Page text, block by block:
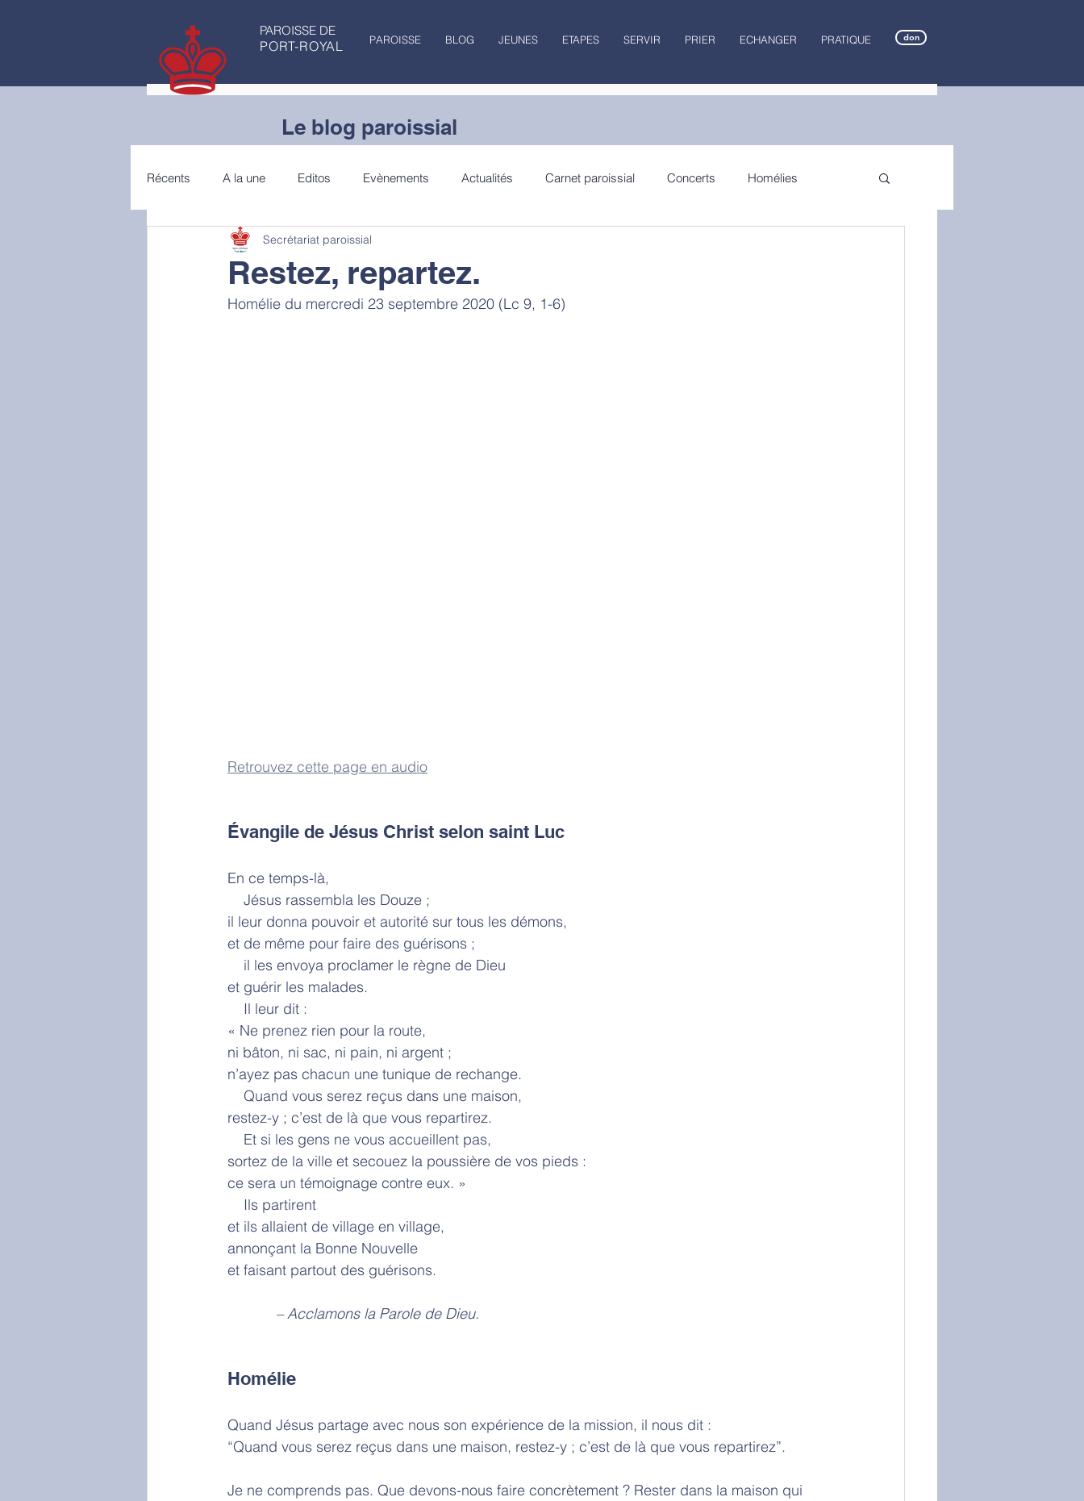
PAROISSE DE
PORT-ROYAL PAROISSE BLOG JEUNES ETAPES SERVIR PRIER ECHANGER PRATIQUE don
Récents A la une Editos Evènements Actualités Carnet paroissial Concerts Homélies
Articles de fond Conseils de lecture
Restez, repartez.
Secrétariat paroissial
Homélie du mercredi 23 septembre 2020 (Lc 9, 1-6)
Retrouvez cette page en audio
Évangile de Jésus Christ selon saint Luc
En ce temps-là,
    Jésus rassembla les Douze ;
il leur donna pouvoir et autorité sur tous les démons,
et de même pour faire des guérisons ;
    il les envoya proclamer le règne de Dieu
et guérir les malades.
    Il leur dit :
« Ne prenez rien pour la route,
ni bâton, ni sac, ni pain, ni argent ;
n’ayez pas chacun une tunique de rechange.
    Quand vous serez reçus dans une maison,
restez-y ; c’est de là que vous repartirez.
    Et si les gens ne vous accueillent pas,
sortez de la ville et secouez la poussière de vos pieds :
ce sera un témoignage contre eux. »
    Ils partirent
et ils allaient de village en village,
annonçant la Bonne Nouvelle
et faisant partout des guérisons.
            – Acclamons la Parole de Dieu.
Homélie
Quand Jésus partage avec nous son expérience de la mission, il nous dit :
“Quand vous serez reçus dans une maison, restez-y ; c’est de là que vous repartirez”.
Je ne comprends pas. Que devons-nous faire concrètement ? Rester dans la maison qui
Le blog paroissial